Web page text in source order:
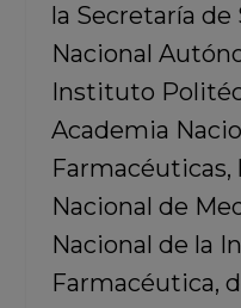
la Secretaría de
Nacional
Instituto
Academia
Farmacéuticas,
Nacional de
Nacional de la
Farmacéutica,